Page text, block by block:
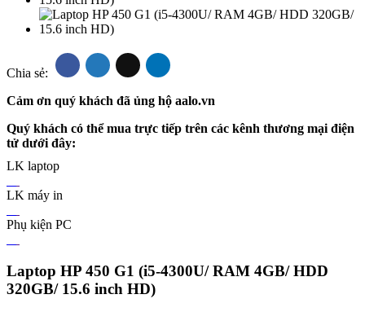
Chia sẻ:
Cảm ơn quý khách đã ủng hộ aalo.vn
Quý khách có thể mua trực tiếp trên các kênh thương mại điện
tử dưới đây:
LK laptop
LK máy in
Phụ kiện PC
Laptop HP 450 G1 (i5-4300U/ RAM 4GB/ HDD
320GB/ 15.6 inch HD)